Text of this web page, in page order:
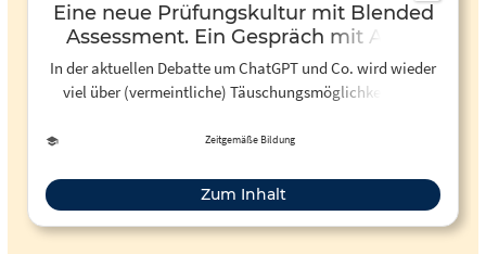
Eine neue Prüfungskultur mit Blended
Assessment. Ein Gespräch mit Anne
Jantos - Hochschulforum
Digitalisierung
In der aktuellen Debatte um ChatGPT und Co. wird wieder
viel über (vermeintliche) Täuschungsmöglichkeiten in
summativen Prüfungen schummeln, wird jedoch selten
Zeitgemäße Bildung
Zum Inhalt